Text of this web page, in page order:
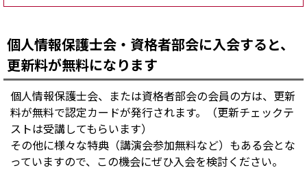
個人情報保護士会・資格者部会に入会すると、
更新料が無料になります
個人情報保護士会、または資格者部会の会員の方は、更新
料が無料で認定カードが発行されます。（更新チェックテ
ストは受講してもらいます）
その他に様々な特典（講演会参加無料など）もある会とな
っていますので、この機会にぜひ入会を検討ください。